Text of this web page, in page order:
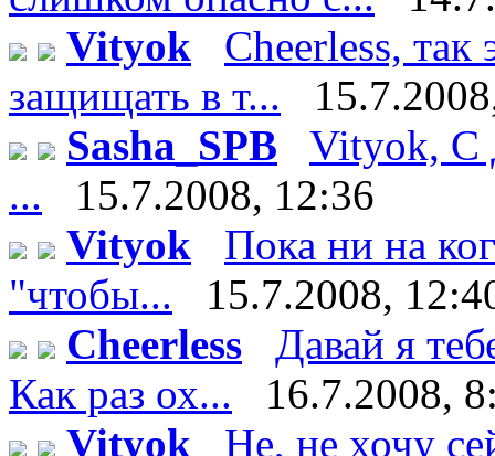
Vityok
Cheerless,
защищать в т...
Sasha_SPB
Vityok, С
...
15.7.2008, 12:36
Vityok
Пока ни на
"чтобы...
15.7.2008,
Cheerless
Давай я
Как раз ох...
16.7.2008,
Vityok
Не, не хочу